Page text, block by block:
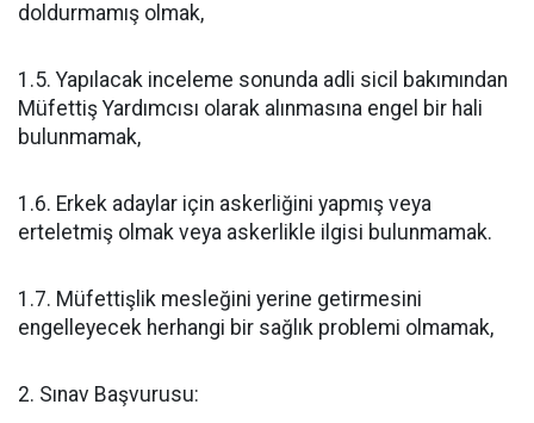
doldurmamış olmak,
1.5. Yapılacak inceleme sonunda adli sicil bakımından
Müfettiş Yardımcısı olarak alınmasına engel bir hali
bulunmamak,
1.6. Erkek adaylar için askerliğini yapmış veya
erteletmiş olmak veya askerlikle ilgisi bulunmamak.
1.7. Müfettişlik mesleğini yerine getirmesini
engelleyecek herhangi bir sağlık problemi olmamak,
2. Sınav Başvurusu: